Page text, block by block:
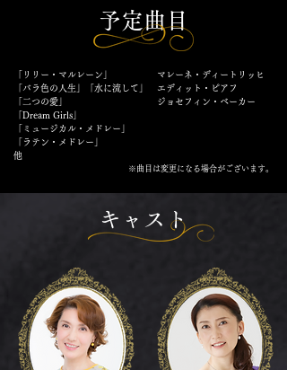
キャスト
予定曲目
「リリー・マルレーン」 マレーネ・ディートリッヒ
「バラ色の人生」「水に流して」 エディット・ピアフ
「二つの愛」 ジョセフィン・ベーカー
「Dream Girls」
「ミュージカル・メドレー」
「ラテン・メドレー」
他
※曲目は変更になる場合がございます。